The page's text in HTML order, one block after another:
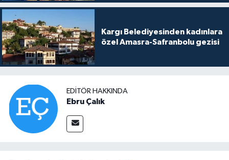
Kargı Belediyesinden kadınlara
özel Amasra-Safranbolu gezisi
EDITÖR HAKKINDA
Ebru Çalık